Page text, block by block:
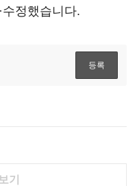
정했습니다.
기